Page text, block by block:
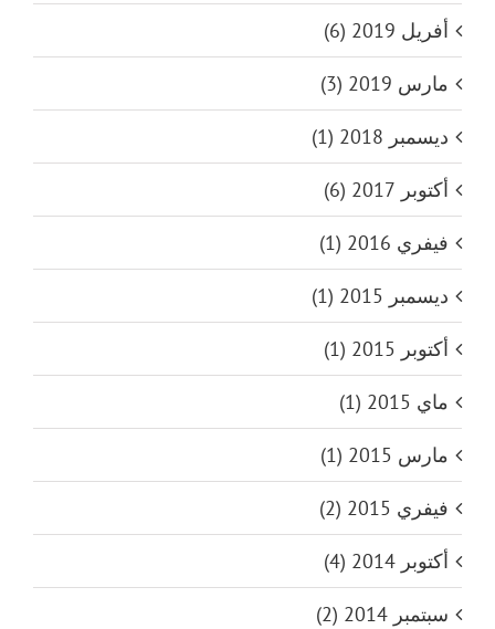
أفريل 2019 (6)
مارس 2019 (3)
ديسمبر 2018 (1)
أكتوبر 2017 (6)
فيفري 2016 (1)
ديسمبر 2015 (1)
أكتوبر 2015 (1)
ماي 2015 (1)
مارس 2015 (1)
فيفري 2015 (2)
أكتوبر 2014 (4)
سبتمبر 2014 (2)